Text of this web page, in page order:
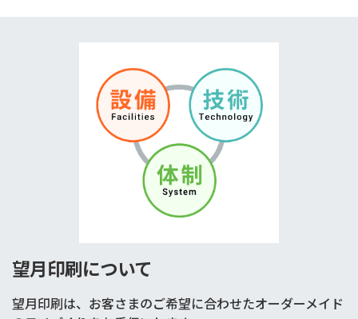
望月印刷について
望月印刷は、お客さまのご希望に合わせたオーダーメイド